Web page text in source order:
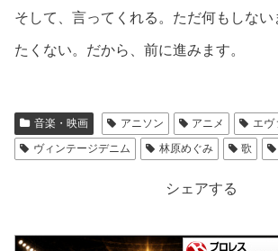
そして、言ってくれる。ただ何もしない
たくない。だから、前に進みます。
音楽・映画 アニソン アニメ エヴ
ヴィンテージデニム
林原めぐみ 歌
シェアする